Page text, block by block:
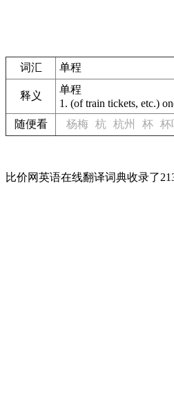
词汇 单程
释义
单程
1. (of train tickets, etc.)
随便看
杨梅 杭 杭州 杯 杯
比价网英语在线翻译词典收录了